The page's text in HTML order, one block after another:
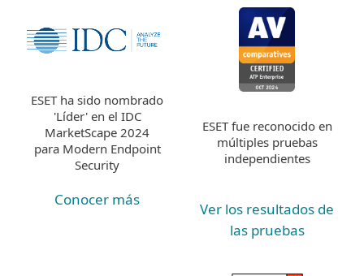
ESET ha sido nombrado
'Líder' en el IDC
MarketScape 2024
para Modern Endpoint
Security
Conocer más
ESET fue reconocido en
múltiples pruebas
independientes
Ver los resultados de
las pruebas